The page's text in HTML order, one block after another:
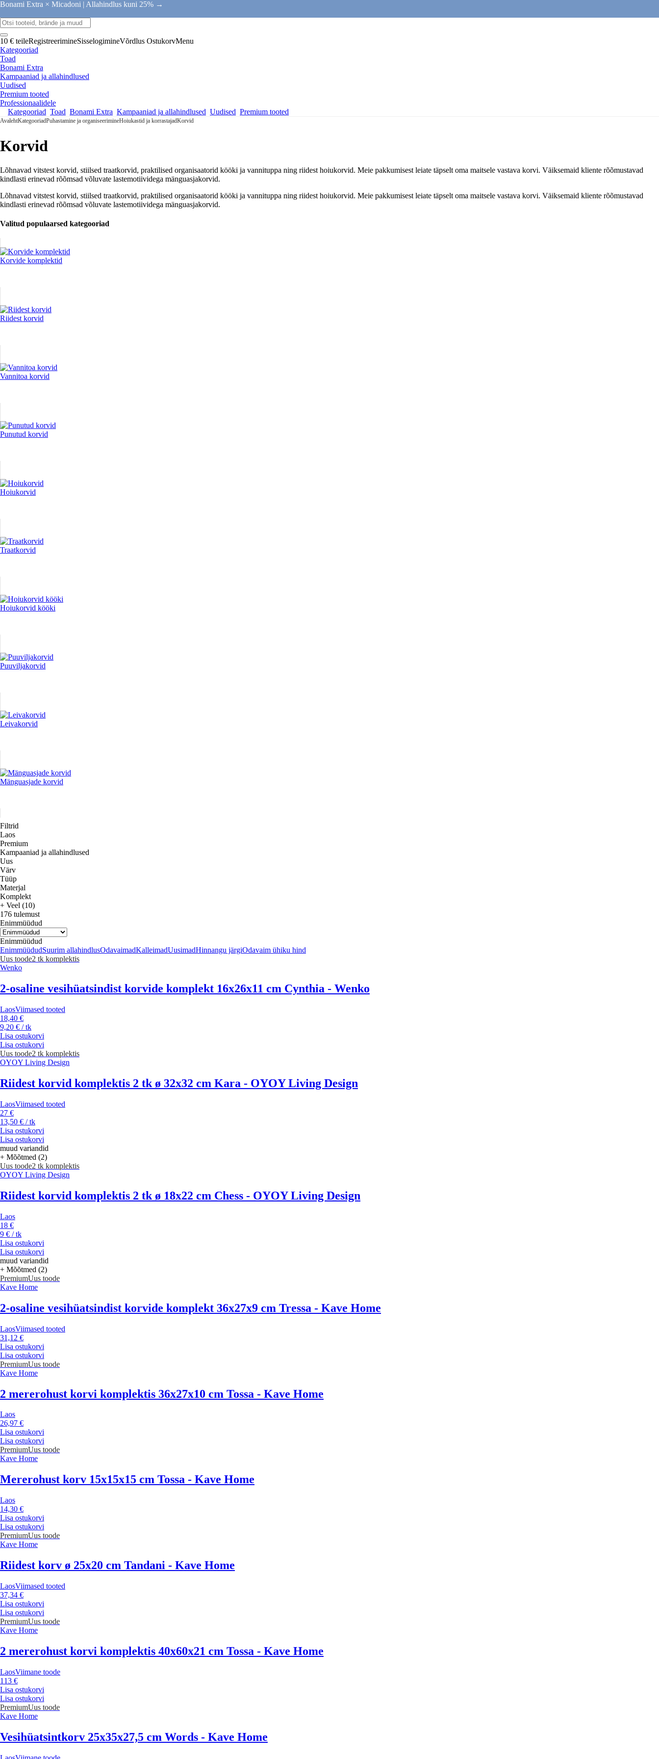
Bonami Extra × Micadoni | Allahindlus kuni 25% →
10 € teileRegistreerimineSisselogimineVõrdlus OstukorvMenu
Kategooriad
Toad
Bonami Extra
Kampaaniad ja allahindlused
Uudised
Premium tooted
Professionaalidele
Kategooriad Toad Bonami Extra Kampaaniad ja allahindlused Uudised Premium tooted
AvalehtKategooriadPuhastamine ja organiseerimineHoiukastid ja korrastajadKorvid
Korvid
Lõhnavad vitstest korvid, stiilsed traatkorvid, praktilised organisaatorid kööki ja vannituppa ning riidest hoiukorvid. Meie pakkumisest leiate täpselt oma maitsele vastava korvi. Väiksemaid kliente rõõmustavad
kindlasti erinevad rõõmsad võluvate lastemotiividega mänguasjakorvid.
Lõhnavad vitstest korvid, stiilsed traatkorvid, praktilised organisaatorid kööki ja vannituppa ning riidest hoiukorvid. Meie pakkumisest leiate täpselt oma maitsele vastava korvi. Väiksemaid kliente rõõmustavad
kindlasti erinevad rõõmsad võluvate lastemotiividega mänguasjakorvid.
Valitud populaarsed kategooriad
Korvide komplektid
Riidest korvid
Vannitoa korvid
Punutud korvid
Hoiukorvid
Traatkorvid
Hoiukorvid kööki
Puuviljakorvid
Leivakorvid
Mänguasjade korvid
Filtrid
Laos
Premium
Kampaaniad ja allahindlused
Uus
Värv
Tüüp
Materjal
Komplekt
+ Veel (10)
176 tulemust
Enimmüüdud
Enimmüüdud
EnimmüüdudSuurim allahindlusOdavaimadKalleimadUusimadHinnangu järgiOdavaim ühiku hind
Uus toode2 tk komplektis
Wenko
2-osaline vesihüatsindist korvide komplekt 16x26x11 cm Cynthia - Wenko
LaosViimased tooted
18,40 €
9,20 € / tk
Lisa ostukorvi
Lisa ostukorvi
Uus toode2 tk komplektis
OYOY Living Design
Riidest korvid komplektis 2 tk ø 32x32 cm Kara - OYOY Living Design
LaosViimased tooted
27 €
13,50 € / tk
Lisa ostukorvi
Lisa ostukorvi
muud variandid
+ Mõõtmed (2)
Uus toode2 tk komplektis
OYOY Living Design
Riidest korvid komplektis 2 tk ø 18x22 cm Chess - OYOY Living Design
Laos
18 €
9 € / tk
Lisa ostukorvi
Lisa ostukorvi
muud variandid
+ Mõõtmed (2)
PremiumUus toode
Kave Home
2-osaline vesihüatsindist korvide komplekt 36x27x9 cm Tressa - Kave Home
LaosViimased tooted
31,12 €
Lisa ostukorvi
Lisa ostukorvi
PremiumUus toode
Kave Home
2 mererohust korvi komplektis 36x27x10 cm Tossa - Kave Home
Laos
26,97 €
Lisa ostukorvi
Lisa ostukorvi
PremiumUus toode
Kave Home
Mererohust korv 15x15x15 cm Tossa - Kave Home
Laos
14,30 €
Lisa ostukorvi
Lisa ostukorvi
PremiumUus toode
Kave Home
Riidest korv ø 25x20 cm Tandani - Kave Home
LaosViimased tooted
37,34 €
Lisa ostukorvi
Lisa ostukorvi
PremiumUus toode
Kave Home
2 mererohust korvi komplektis 40x60x21 cm Tossa - Kave Home
LaosViimane toode
113 €
Lisa ostukorvi
Lisa ostukorvi
PremiumUus toode
Kave Home
Vesihüatsintkorv 25x35x27,5 cm Words - Kave Home